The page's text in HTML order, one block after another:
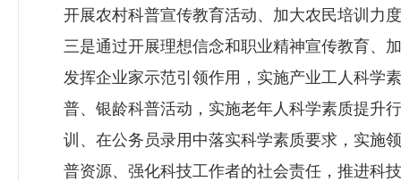
开展农村科普宣传教育活动、加大农民培训力
三是通过开展理想信念和职业精神宣传教育、
发挥企业家示范引领作用，实施产业工人科学
普、银龄科普活动，实施老年人科学素质提升
训、在公务员录用中落实科学素质要求，实施
普资源、强化科技工作者的社会责任，推进科